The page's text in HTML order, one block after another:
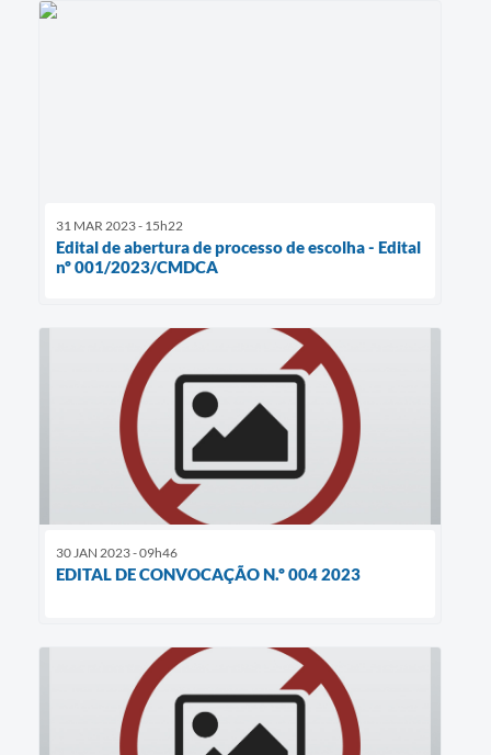
31 MAR 2023 - 15h22
Edital de abertura de processo de escolha - Edital
nº 001/2023/CMDCA
30 JAN 2023 - 09h46
EDITAL DE CONVOCAÇÃO N.º 004 2023